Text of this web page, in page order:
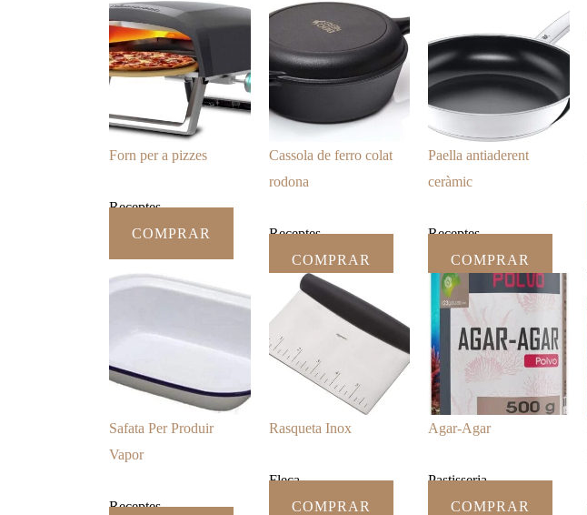
Forn per a pizzes
Receptes
COMPRAR
Cassola de ferro colat
rodona
Receptes
COMPRAR
Paella antiaderent
ceràmic
Receptes
COMPRAR
Safata Per Produir
Vapor
Receptes
Rasqueta Inox
Fleca
COMPRAR
Agar-Agar
Pastisseria
COMPRAR